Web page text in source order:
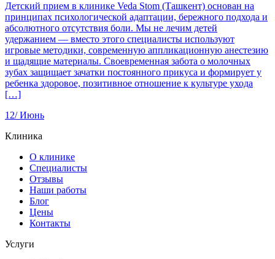
Детский прием в клинике Veda Stom (Ташкент) основан на
принципах психологической адаптации, бережного подхода и
абсолютного отсутствия боли. Мы не лечим детей
удержанием — вместо этого специалисты используют
игровые методики, современную аппликационную анестезию
и щадящие материалы. Своевременная забота о молочных
зубах защищает зачатки постоянного прикуса и формирует у
ребенка здоровое, позитивное отношение к культуре ухода
[…]
12/ Июнь
Клиника
О клинике
Специалисты
Отзывы
Наши работы
Блог
Цены
Контакты
Услуги